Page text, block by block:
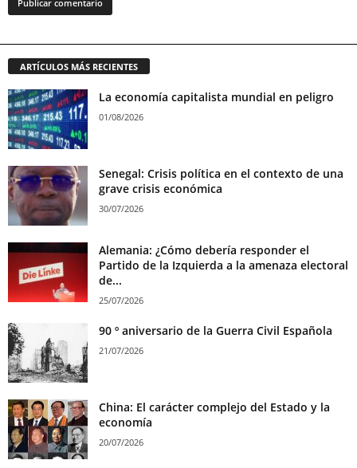
ARTÍCULOS MÁS RECIENTES
La economía capitalista mundial en peligro
01/08/2026
Senegal: Crisis política en el contexto de una
grave crisis económica
30/07/2026
Alemania: ¿Cómo debería responder el
Partido de la Izquierda a la amenaza electoral
de...
25/07/2026
90 º aniversario de la Guerra Civil Española
21/07/2026
China: El carácter complejo del Estado y la
economía
20/07/2026